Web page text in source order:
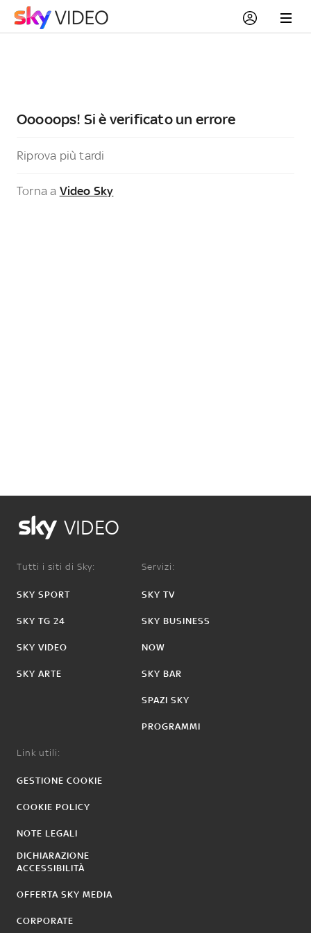
Ooooops! Si è verificato un errore
Riprova più tardi
Torna a Video Sky
VIDEO
Tutti i siti di Sky:
SKY SPORT
SKY TG 24
SKY VIDEO
SKY ARTE
Servizi:
SKY TV
SKY BUSINESS
NOW
SKY BAR
SPAZI SKY
PROGRAMMI
Link utili:
GESTIONE COOKIE
COOKIE POLICY
NOTE LEGALI
DICHIARAZIONE
ACCESSIBILITÀ
OFFERTA SKY MEDIA
CORPORATE